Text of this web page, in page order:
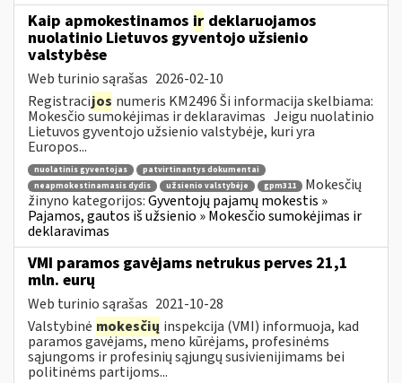
Kaip apmokestinamos ir deklaruojamos
nuolatinio Lietuvos gyventojo užsienio
valstybėse
Web turinio sąrašas 2026-02-10
Registracijos numeris KM2496 Ši informacija skelbiama:
Mokesčio sumokėjimas ir deklaravimas Jeigu nuolatinio
Lietuvos gyventojo užsienio valstybėje, kuri yra
Europos...
nuolatinis gyventojas
patvirtinantys dokumentai
neapmokestinamasis dydis
užsienio valstybėje gpm311
Mokesčių
žinyno kategorijos:Gyventojų pajamų mokestis »
Pajamos, gautos iš užsienio » Mokesčio sumokėjimas ir
deklaravimas
VMI paramos gavėjams netrukus perves 21,1
mln. eurų
Web turinio sąrašas 2021-10-28
Valstybinė mokesčių inspekcija (VMI) informuoja, kad
paramos gavėjams, meno kūrėjams, profesinėms
sąjungoms ir profesinių sąjungų susivienijimams bei
politinėms partijoms...